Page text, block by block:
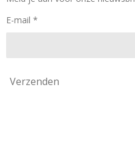
E-mail *
Verzenden